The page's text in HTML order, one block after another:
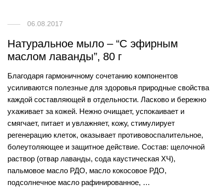
06.08.2017
Натуральное мыло – “С эфирным
маслом лаванды”, 80 г
Благодаря гармоничному сочетанию компонентов
усиливаются полезные для здоровья природные свойства
каждой составляющей в отдельности. Ласково и бережно
ухаживает за кожей. Нежно очищает, успокаивает и
смягчает, питает и увлажняет, кожу, стимулирует
регенерацию клеток, оказывает противовоспалительное,
болеутоляющее и защитное действие. Состав: щелочной
раствор (отвар лаванды, сода каустическая ХЧ),
пальмовое масло РДО, масло кокосовое РДО,
подсолнечное масло рафинированное, …